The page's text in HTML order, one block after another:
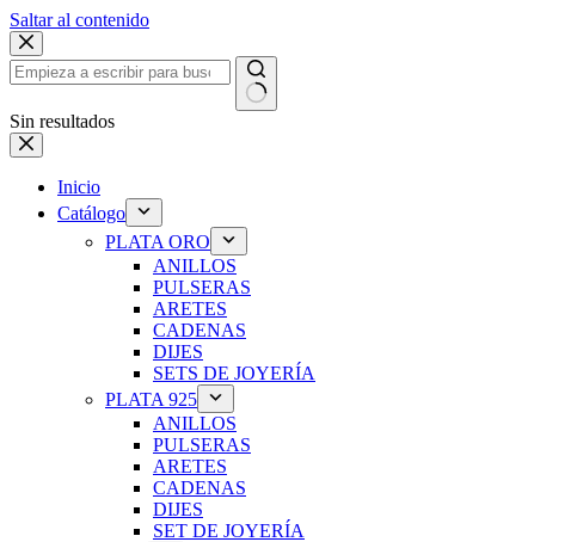
Saltar al contenido
Sin resultados
Inicio
Catálogo
PLATA ORO
ANILLOS
PULSERAS
ARETES
CADENAS
DIJES
SETS DE JOYERÍA
PLATA 925
ANILLOS
PULSERAS
ARETES
CADENAS
DIJES
SET DE JOYERÍA